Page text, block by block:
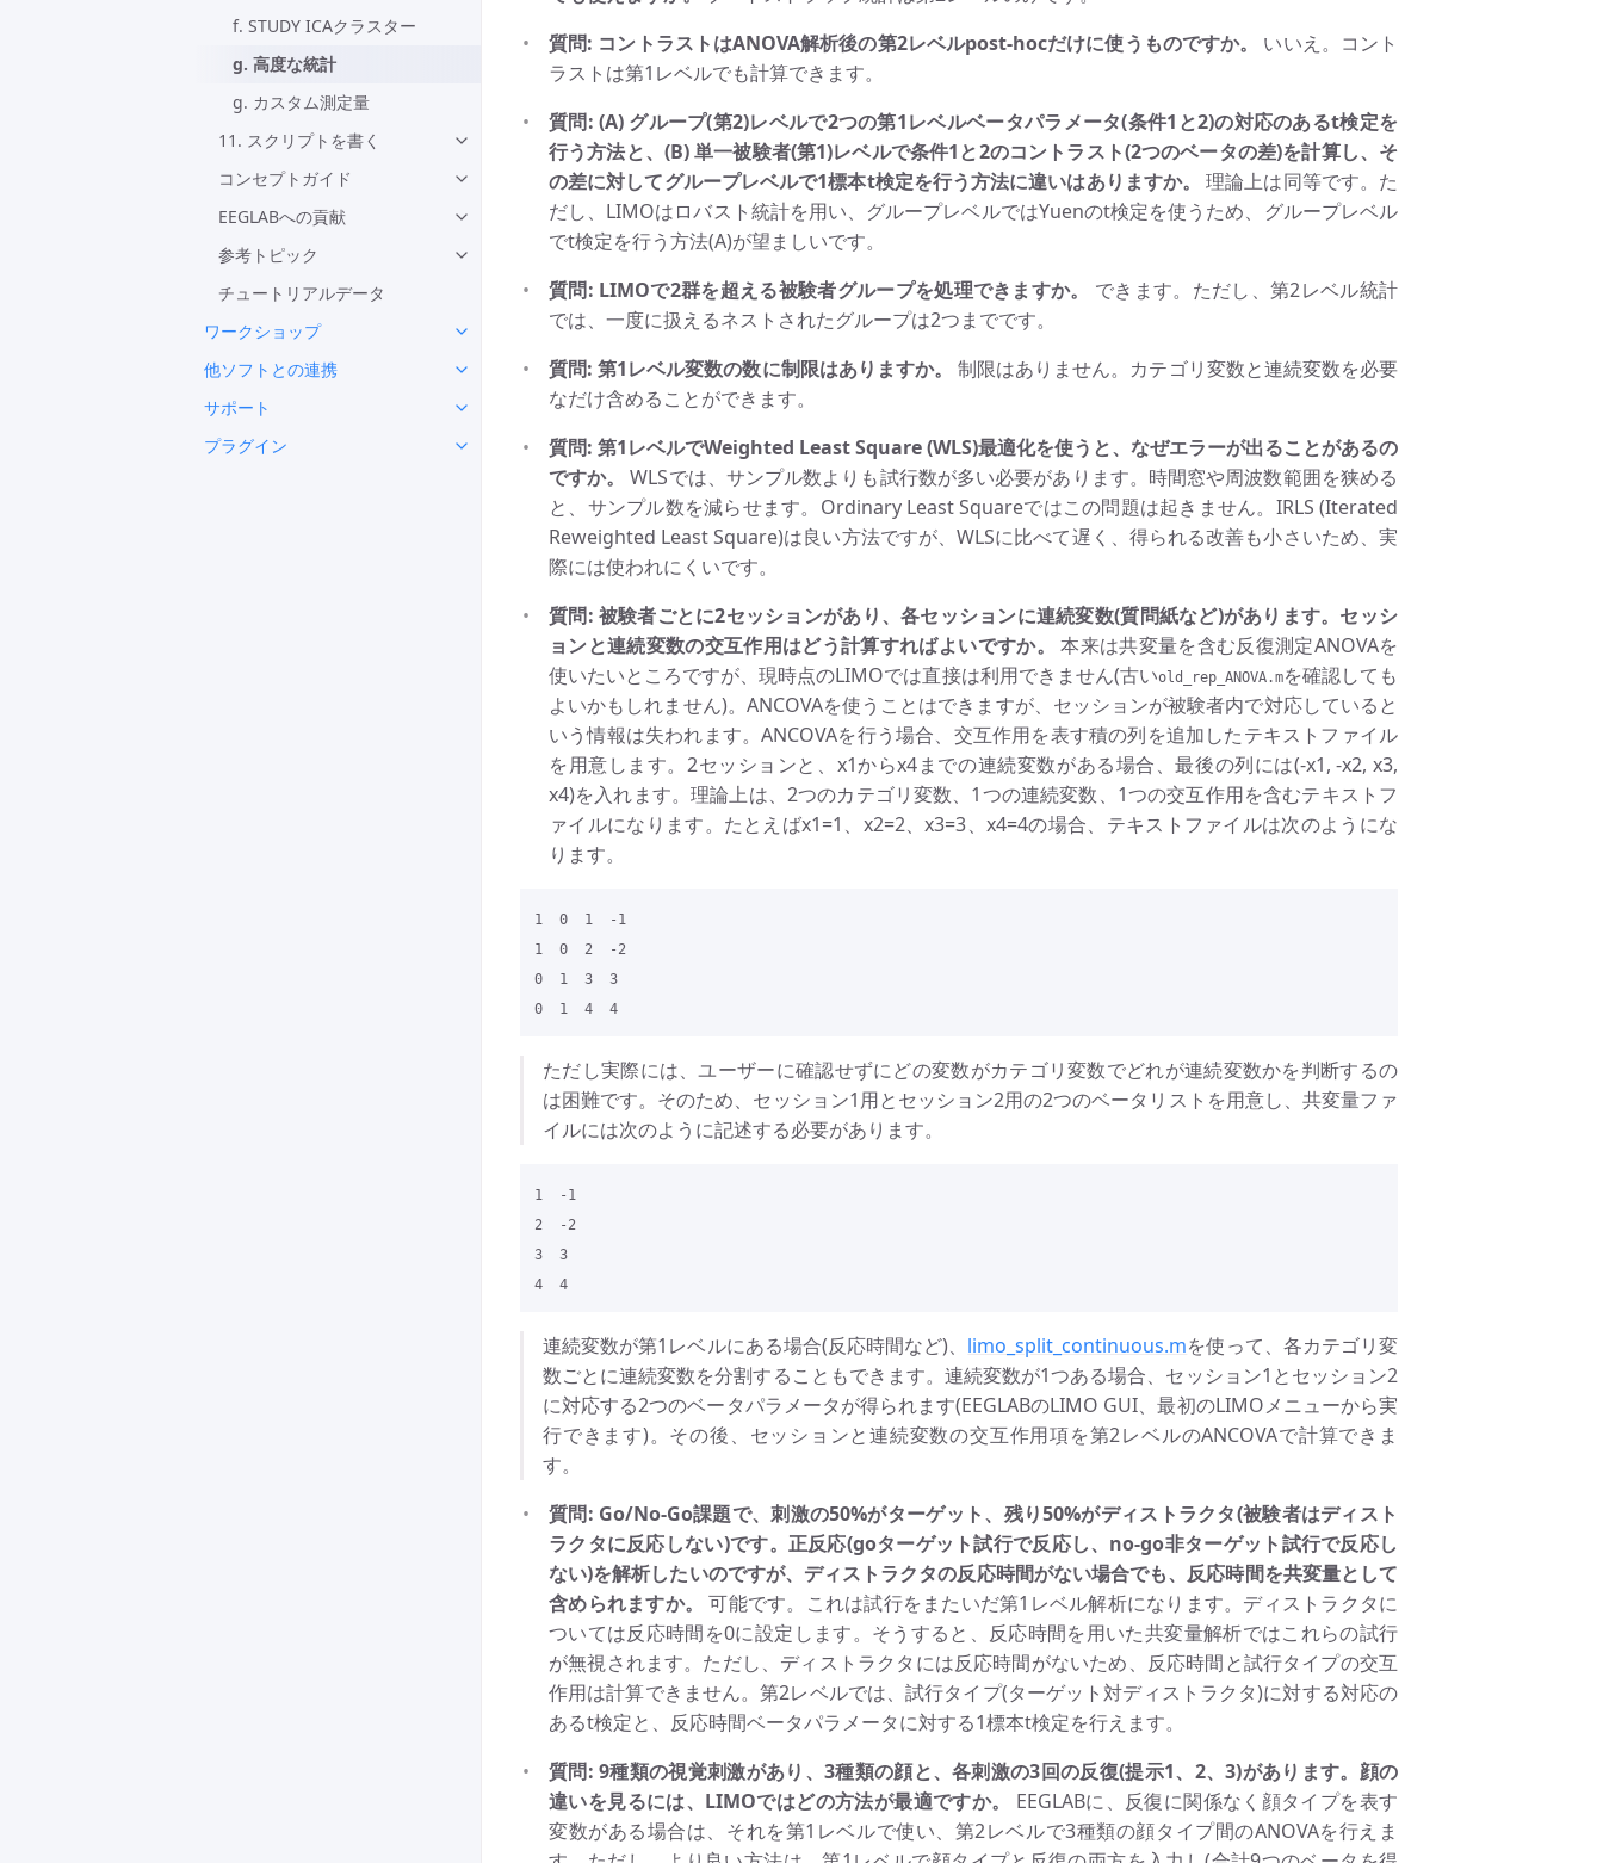
f. STUDY ICAクラスター
g. 高度な統計
g. カスタム測定量
11. スクリプトを書く
コンセプトガイド
EEGLABへの貢献
参考トピック
チュートリアルデータ
ワークショップ
他ソフトとの連携
サポート
プラグイン
質問: コントラストはANOVA解析後の第2レベルpost-hocだけに使うものですか。
いいえ。コント
ラストは第1レベルでも計算できます。
質問: (A) グループ(第2)レベルで2つの第1レベルベータパラメータ(条件1と2)の対応のあるt検定を
行う方法と、(B) 単一被験者(第1)レベルで条件1と2のコントラスト(2つのベータの差)を計算し、そ
の差に対してグループレベルで1標本t検定を行う方法に違いはありますか。
理論上は同等です。た
だし、LIMOはロバスト統計を用い、グループレベルではYuenのt検定を使うため、グループレベル
でt検定を行う方法(A)が望ましいです。
質問: LIMOで2群を超える被験者グループを処理できますか。
できます。ただし、第2レベル統計
では、一度に扱えるネストされたグループは2つまでです。
質問: 第1レベル変数の数に制限はありますか。
制限はありません。カテゴリ変数と連続変数を必要
なだけ含めることができます。
質問: 第1レベルでWeighted Least Square (WLS)最適化を使うと、なぜエラーが出ることがあるの
ですか。
WLSでは、サンプル数よりも試行数が多い必要があります。時間窓や周波数範囲を狭める
と、サンプル数を減らせます。Ordinary Least Squareではこの問題は起きません。IRLS (Iterated
Reweighted Least Square)は良い方法ですが、WLSに比べて遅く、得られる改善も小さいため、実
際には使われにくいです。
質問: 被験者ごとに2セッションがあり、各セッションに連続変数(質問紙など)があります。セッシ
ョンと連続変数の交互作用はどう計算すればよいですか。
本来は共変量を含む反復測定ANOVAを
使いたいところですが、現時点のLIMOでは直接は利用できません(古いold_rep_ANOVA.mを確認しても
よいかもしれません)。ANCOVAを使うことはできますが、セッションが被験者内で対応していると
いう情報は失われます。ANCOVAを行う場合、交互作用を表す積の列を追加したテキストファイル
を用意します。2セッションと、x1からx4までの連続変数がある場合、最後の列には(-x1, -x2, x3,
x4)を入れます。理論上は、2つのカテゴリ変数、1つの連続変数、1つの交互作用を含むテキストフ
ァイルになります。たとえばx1=1、x2=2、x3=3、x4=4の場合、テキストファイルは次のようにな
ります。
1  0  1  -1
1  0  2  -2
0  1  3  3
ただし実際には、ユーザーに確認せずにどの変数がカテゴリ変数でどれが連続変数かを判断するの
は困難です。そのため、セッション1用とセッション2用の2つのベータリストを用意し、共変量ファ
イルには次のように記述する必要があります。
1  -1
2  -2
3  3
連続変数が第1レベルにある場合(反応時間など)、 limo_split_continuous.mを使って、各カテゴリ変
数ごとに連続変数を分割することもできます。連続変数が1つある場合、セッション1とセッション2
に対応する2つのベータパラメータが得られます(EEGLABのLIMO GUI、最初のLIMOメニューから実
行できます)。その後、セッションと連続変数の交互作用項を第2レベルのANCOVAで計算できま
す。
質問: Go/No-Go課題で、刺激の50%がターゲット、残り50%がディストラクタ(被験者はディスト
ラクタに反応しない)です。正反応(goターゲット試行で反応し、no-go非ターゲット試行で反応し
ない)を解析したいのですが、ディストラクタの反応時間がない場合でも、反応時間を共変量として
含められますか。
可能です。これは試行をまたいだ第1レベル解析になります。ディストラクタに
ついては反応時間を0に設定します。そうすると、反応時間を用いた共変量解析ではこれらの試行
が無視されます。ただし、ディストラクタには反応時間がないため、反応時間と試行タイプの交互
作用は計算できません。第2レベルでは、試行タイプ(ターゲット対ディストラクタ)に対する対応の
あるt検定と、反応時間ベータパラメータに対する1標本t検定を行えます。
質問: 9種類の視覚刺激があり、3種類の顔と、各刺激の3回の反復(提示1、2、3)があります。顔の
違いを見るには、LIMOではどの方法が最適ですか。
EEGLABに、反復に関係なく顔タイプを表す
変数がある場合は、それを第1レベルで使い、第2レベルで3種類の顔タイプ間のANOVAを行えま